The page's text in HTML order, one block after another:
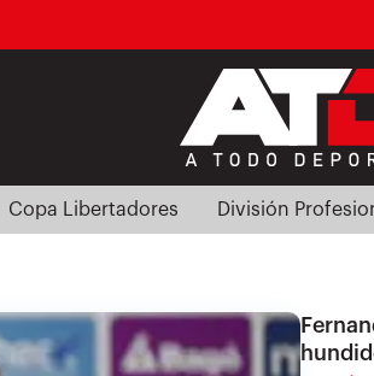
Copa Libertadores División